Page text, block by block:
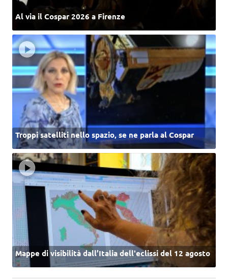
Al via il Cospar 2026 a Firenze
Troppi satelliti nello spazio, se ne parla al Cospar
Mappe di visibilità dall’Italia dell'eclissi del 12 agosto